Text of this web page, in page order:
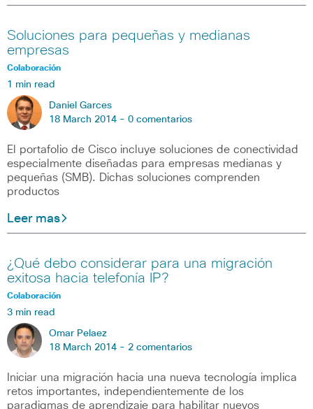
Soluciones para pequeñas y medianas
empresas
Colaboración
1 min read
Daniel Garces
18 March 2014 - 0 comentarios
El portafolio de Cisco incluye soluciones de conectividad
especialmente diseñadas para empresas medianas y
pequeñas (SMB). Dichas soluciones comprenden
productos
Leer mas
¿Qué debo considerar para una migración
exitosa hacia telefonía IP?
Colaboración
3 min read
Omar Pelaez
18 March 2014 - 2 comentarios
Iniciar una migración hacia una nueva tecnología implica
retos importantes, independientemente de los
paradigmas de aprendizaje para habilitar nuevos